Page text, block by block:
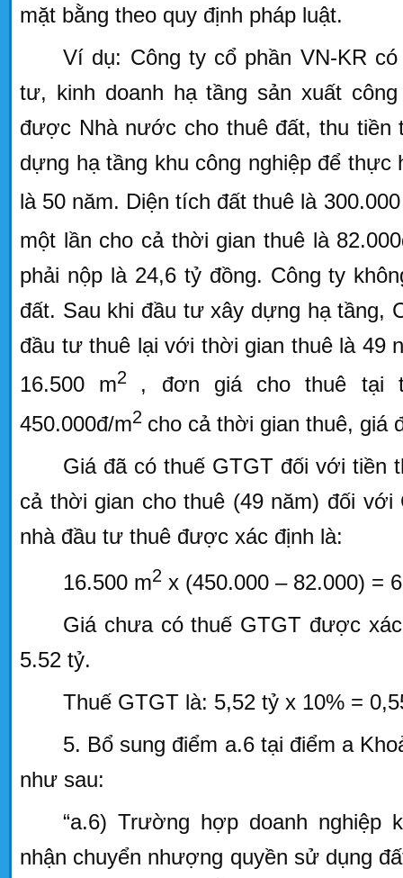
mặt bằng theo quy định pháp luật.
Ví dụ: Công ty cổ phần VN-KR
tư, kinh doanh hạ tầng sản xuất
được Nhà nước cho thuê đất, thu tiền
dựng hạ tầng khu công nghiệp để
là 50 năm. Diện tích đất thuê là
một lần cho cả thời gian thuê là
phải nộp là 24,6 tỷ đồng. Công ty
đất. Sau khi đầu tư xây dựng hạ tầng,
đầu tư thuê lại với thời gian thuê là 49
16.500 m2 , đơn giá cho thuê tại
450.000đ/m2 cho cả thời gian thuê, giá
Giá đã có thuế GTGT đối với tiền
cả thời gian cho thuê (49 năm) đối với
nhà đầu tư thuê được xác định là:
16.500 m2 x (450.000 – 82.000) =
Giá chưa có thuế GTGT được
5.52 tỷ.
Thuế GTGT là: 5,52 tỷ x 10% =
5. Bổ sung điểm a.6 tại điểm a
như sau:
“a.6) Trường hợp doanh nghiệp
nhận chuyển nhượng quyền sử dụng